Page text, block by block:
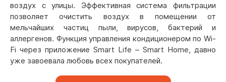
воздух с улицы. Эффективная система фильтрации
позволяет очистить воздух в помещении от
мельчайших частиц пыли, вирусов, бактерий и
аллергенов. Функция управления кондиционером по Wi-
Fi через приложение Smart Life – Smart Home, давно
уже завоевала любовь всех покупателей.